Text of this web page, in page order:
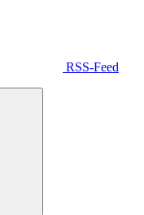
RSS-Feed